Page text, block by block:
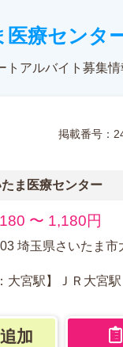
療センタ
アルバイト募集情
掲載番号：
ま医療センター
〜 1,180円
埼玉県さいたま市
：大宮駅】ＪＲ大
加